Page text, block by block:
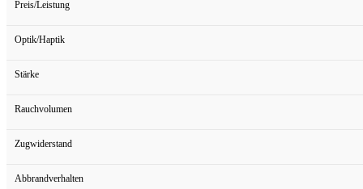
Preis/Leistung
Optik/Haptik
Stärke
Rauchvolumen
Zugwiderstand
Abbrandverhalten